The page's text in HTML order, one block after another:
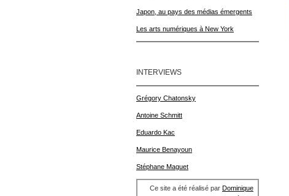
Japon, au pays des médias émergents
Les arts numériques à New York
INTERVIEWS
Grégory Chatonsky
Antoine Schmitt
Eduardo Kac
Maurice Benayoun
Stéphane Maguet
Ce site a été réalisé par Dominique